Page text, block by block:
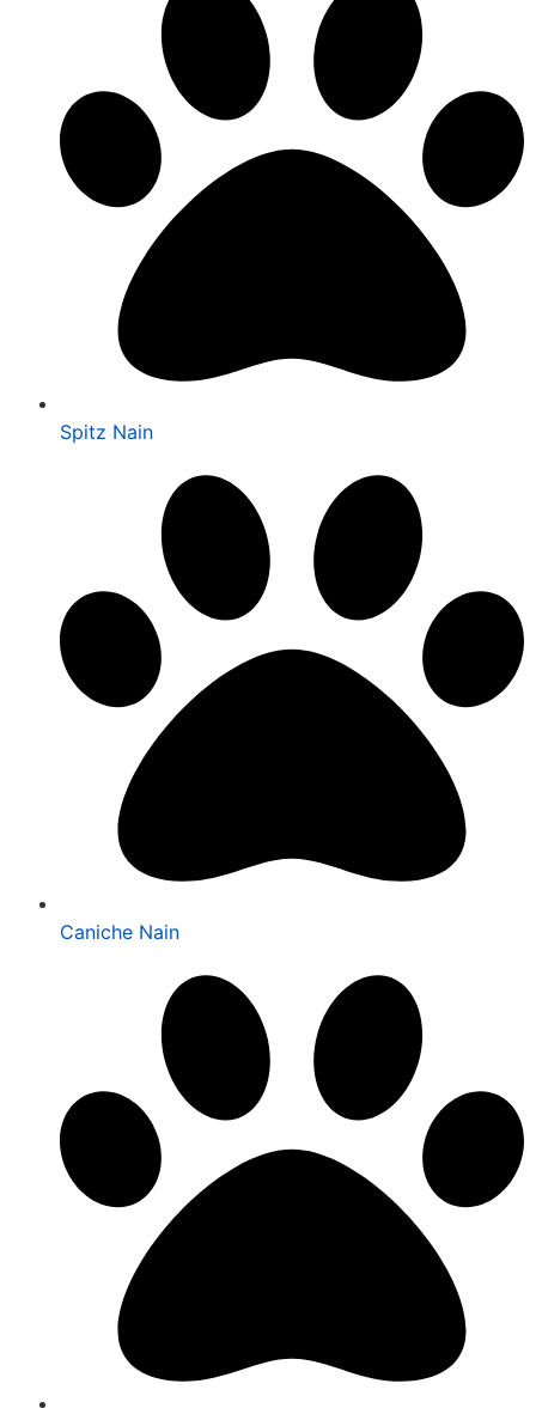
Spitz Nain
Caniche Nain